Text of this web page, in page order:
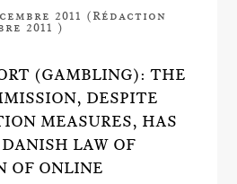
2011 (Rédaction
2011 )
(GAMBLING): THE
DESPITE
MEASURES, HAS
LAW OF
OF ONLINE